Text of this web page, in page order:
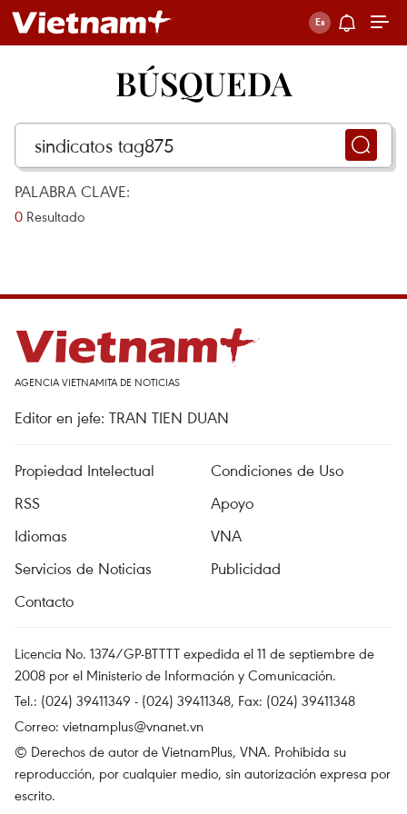
BÚSQUEDA
PALABRA CLAVE:
0 Resultado
AGENCIA VIETNAMITA DE NOTICIAS
Editor en jefe: TRAN TIEN DUAN
Propiedad Intelectual
Condiciones de Uso
RSS
Apoyo
Idiomas
VNA
Servicios de Noticias
Publicidad
Contacto
Licencia No. 1374/GP-BTTTT expedida el 11 de septiembre de
2008 por el Ministerio de Información y Comunicación.
Tel.: (024) 39411349 - (024) 39411348, Fax: (024) 39411348
Correo: vietnamplus@vnanet.vn
© Derechos de autor de VietnamPlus, VNA. Prohibida su
reproducción, por cualquier medio, sin autorización expresa por
escrito.